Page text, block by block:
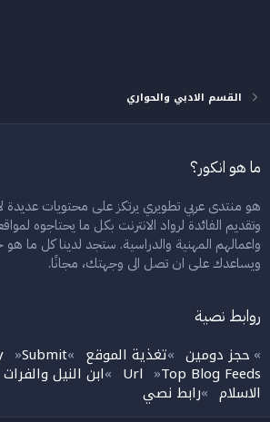
القسم الادبي والحواري
ما هو انكور؟
هو منتدى عربي تطويري يرتكز على محتويات عديدة
وتقديم الفائدة لرواد الانترنت بكل ما يحتاجوه
واعمالهم المهنية والدراسية. ستجد لدينا كل ما
ويساعدك على ان تصل الى وجهتك، مجانًا.
روابط نصية
» حجز دومين »تغذية الموقع »
»Submit
Url »Top Blog Feeds
»ابن النيل والفرات
الاسلام »رابط نصي